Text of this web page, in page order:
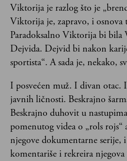
Viktorija je razlog što je
Viktorija je, zapravo, i osnova
Paradoksalno Viktorija bi bila
Dejvida. Dejvid bi nakon
sportista“. A sada je, nekako,
I posvećen muž. I divan
javnih ličnosti. Beskrajno
Beskrajno duhovit u
pomenutog videa o „rols
njegove dokumentarne serije, i
komentariše i rekreira njegova